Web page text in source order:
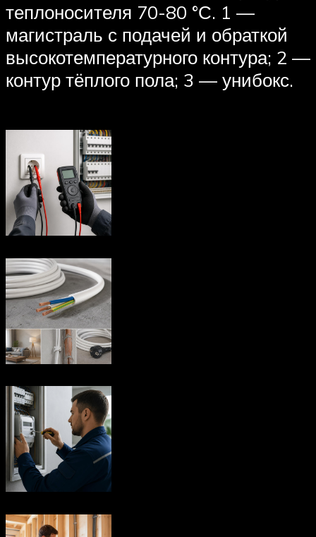
теплоносителя 70-80 °С. 1 —
магистраль с подачей и обраткой
высокотемпературного контура; 2 —
контур тёплого пола; 3 — унибокс.